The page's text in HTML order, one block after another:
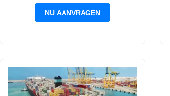
NU AANVRAGEN